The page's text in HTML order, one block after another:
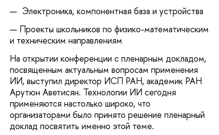
Электроника, компонентная база и устройства
Проекты школьников по физико-математическим
и техническим направлениям
На открытии конференции с пленарным докладом,
посвященным актуальным вопросам применения
ИИ, выступил директор ИСП РАН, академик РАН
Арутюн Аветисян. Технологии ИИ сегодня
применяются настолько широко, что
организаторами было принято решение пленарный
доклад посвятить именно этой теме.